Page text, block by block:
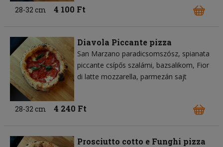
28-32 cm 4 100 Ft
Diavola Piccante pizza
San Marzano paradicsomszósz spianata
piccante csípős szalámi bazsalikom Fior
di latte mozzarella parmezán sajt
28-32 cm 4 240 Ft
Prosciutto cotto e Funghi pizza